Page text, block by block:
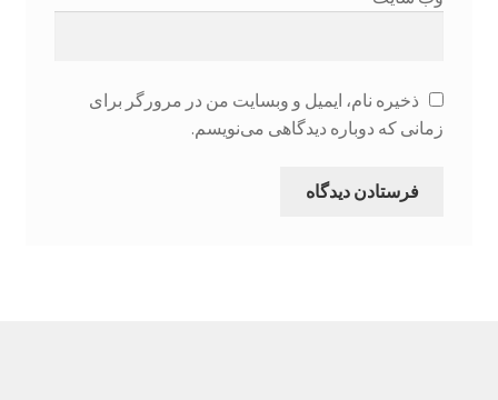
ذخیره نام، ایمیل و وبسایت من در مرورگر برای
زمانی که دوباره دیدگاهی می‌نویسم.